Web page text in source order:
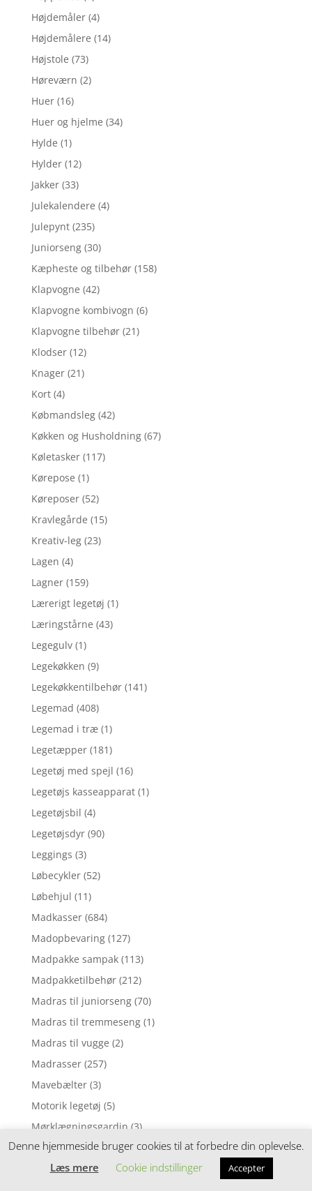
Højdemåler (4)
Højdemålere (14)
Højstole (73)
Høreværn (2)
Huer (16)
Huer og hjelme (34)
Hylde (1)
Hylder (12)
Jakker (33)
Julekalendere (4)
Julepynt (235)
Juniorseng (30)
Kæpheste og tilbehør (158)
Klapvogne (42)
Klapvogne kombivogn (6)
Klapvogne tilbehør (21)
Klodser (12)
Knager (21)
Kort (4)
Købmandsleg (42)
Køkken og Husholdning (67)
Køletasker (117)
Kørepose (1)
Køreposer (52)
Kravlegårde (15)
Kreativ-leg (23)
Lagen (4)
Lagner (159)
Lærerigt legetøj (1)
Læringstårne (43)
Legegulv (1)
Legekøkken (9)
Legekøkkentilbehør (141)
Legemad (408)
Legemad i træ (1)
Legetæpper (181)
Legetøj med spejl (16)
Legetøjs kasseapparat (1)
Legetøjsbil (4)
Legetøjsdyr (90)
Leggings (3)
Løbecykler (52)
Løbehjul (11)
Madkasser (684)
Madopbevaring (127)
Madpakke sampak (113)
Madpakketilbehør (212)
Madras til juniorseng (70)
Madras til tremmeseng (1)
Madras til vugge (2)
Madrasser (257)
Mavebælter (3)
Motorik legetøj (5)
Mørklægningsgardin (3)
Musik uro (6)
Musikinstrumenter (8)
Denne hjemmeside bruger cookies til at forbedre din oplevelse.
Læs mere
Cookie indstillinger Accepter